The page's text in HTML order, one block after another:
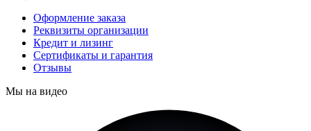
Оформление заказа
Реквизиты организации
Кредит и лизинг
Сертификаты и гарантия
Отзывы
Мы на видео